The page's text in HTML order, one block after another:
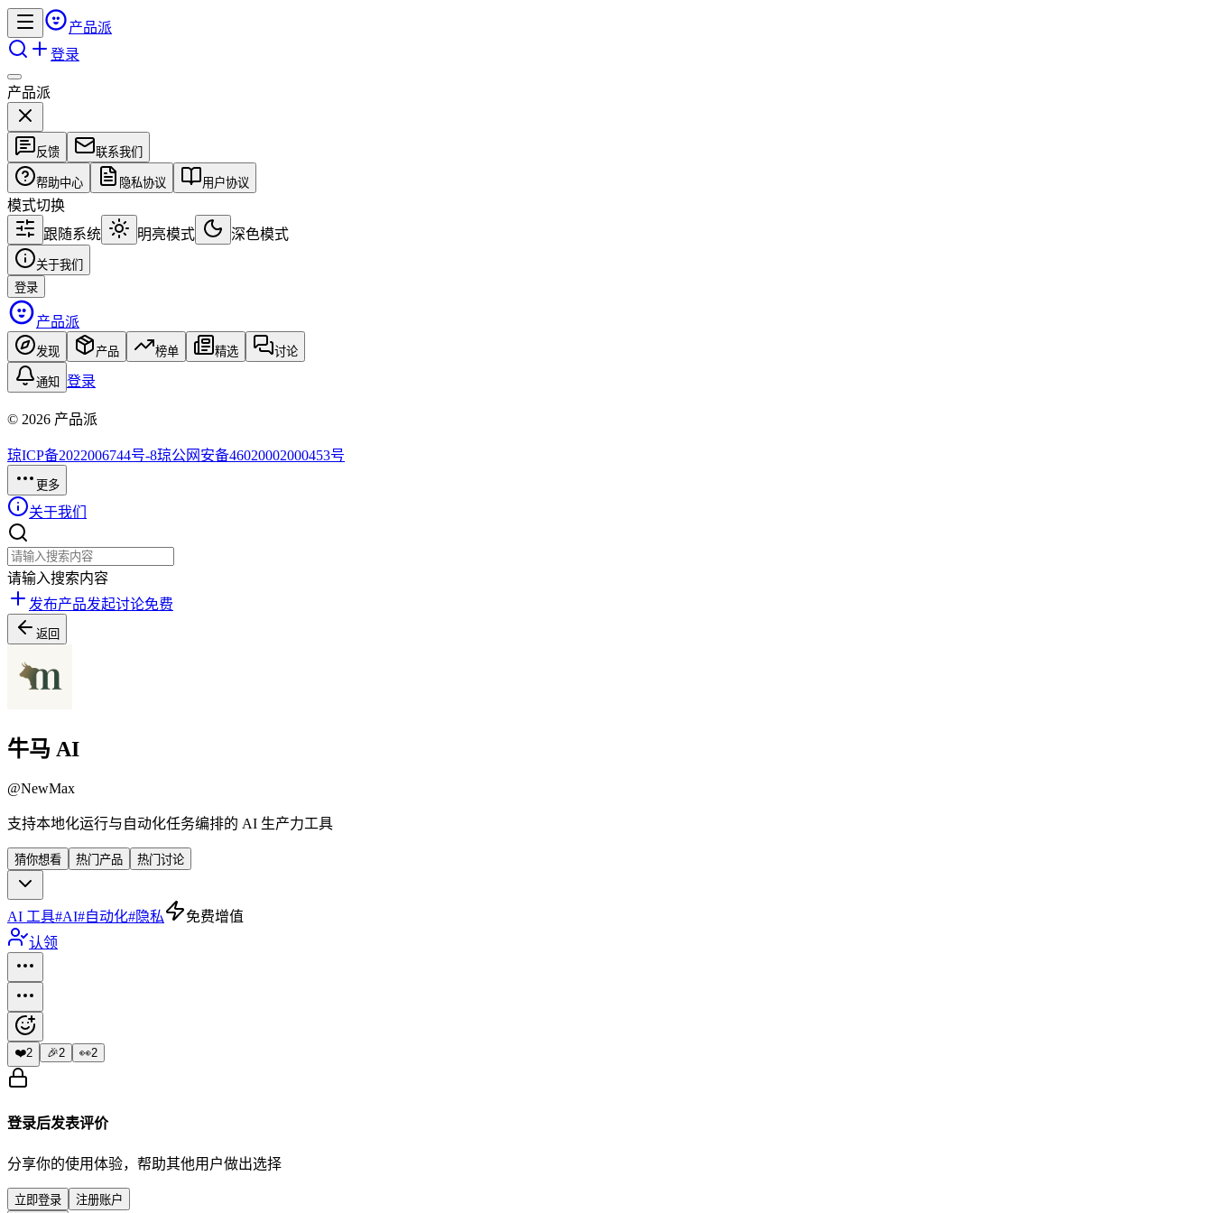
产品派
登录
产品派
反馈 联系我们
帮助中心 隐私协议 用户协议
模式切换
跟随系统
明亮模式 深色模式
关于我们
登录
产品派
发现 产品 榜单 精选 讨论
通知 登录
© 2026 产品派
琼ICP备2022006744号-8琼公网安备46020002000453号
更多
关于我们
请输入搜索内容
发布产品发起讨论免费
返回
牛马 AI
@NewMax
支持本地化运行与自动化任务编排的 AI 生产力工具
猜你想看 热门产品 热门讨论
AI 工具#AI#自动化#隐私
免费增值
认领
❤️2 🎉2 👀2
登录后发表评价
分享你的使用体验，帮助其他用户做出选择
立即登录 注册账户